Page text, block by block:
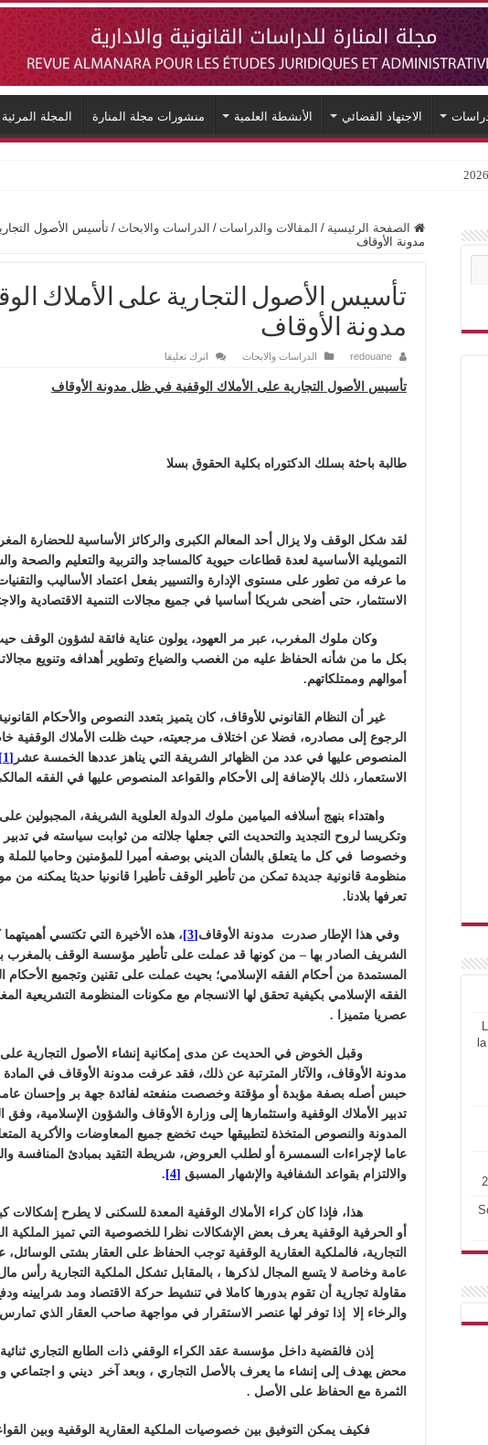
الاجتهاد القضائي الأنشطة العلمية منشورات مجلة المنارة المجلة المرئية
الصفحة الرئيسية / المقالات والدراسات / الدراسات والابحاث / تأسيس الأصول
مدونة الأوقاف
تأسيس الأصول التجارية على الأملاك
مدونة الأوقاف
redouane الدراسات والابحاث اترك تعليقا
تأسيس الأصول التجارية على الأملاك الوقفية في ظل مدونة الأوقاف
نعيمة
طالبة باحثة بسلك الدكتوراه بكلية الحقوق بسلا
لقد شكل الوقف ولا يزال أحد المعالم الكبرى والركائز الأساسية للحضارة
التمويلية الأساسية لعدة قطاعات حيوية كالمساجد والتربية والتعليم والصحة
ما عرفه من تطور على مستوى الإدارة والتسيير بفعل اعتماد الأساليب
الاستثمار، حتى أضحى شريكا أساسيا في جميع مجالات التنمية الاقتصادية
وكان ملوك المغرب، عبر مر العهود، يولون عناية فائقة لشؤون الوقف حيث
بكل ما من شأنه الحفاظ عليه من الغصب والضياع وتطوير أهدافه وتنويع
أموالهم وممتلكاتهم.
غير أن النظام القانوني للأوقاف، كان يتميز بتعدد النصوص والأحكام
الرجوع إلى مصادره، فضلا عن اختلاف مرجعيته، حيث ظلت الأملاك الوقفية
المنصوص عليها في عدد من الظهائر الشريفة التي يناهز عددها الخمسة عشر [1]
الاستعمار، ذلك بالإضافة إلى الأحكام والقواعد المنصوص عليها في الفقه
واهتداء بنهج أسلافه الميامين ملوك الدولة العلوية الشريفة، المجبولين على
وتكريسا لروح التجديد والتحديث التي جعلها جلالته من ثوابت سياسته في
وخصوصا في كل ما يتعلق بالشأن الديني بوصفه أميرا للمؤمنين وحاميا للملة
منظومة قانونية جديدة تمكن من تأطير الوقف تأطيرا قانونيا حديثا يمكنه من
تعرفها بلادنا.
وفي هذا الإطار صدرت مدونة الأوقاف [3]
، هذه الأخيرة التي تكتسي
الشريف الصادر بها – من كونها قد عملت على تأطير مؤسسة الوقف
المستمدة من أحكام الفقه الإسلامي؛ بحيث عملت على تقنين وتجميع الأحكام
الفقه الإسلامي بكيفية تحقق لها الانسجام مع مكونات المنظومة التشريعية
عصريا متميزا
.
وقبل الخوض في الحديث عن مدى إمكانية إنشاء الأصول التجارية على
مدونة الأوقاف، والآثار المترتبة عن ذلك، فقد عرفت مدونة الأوقاف في
حبس أصله بصفة مؤبدة أو مؤقتة وخصصت منفعته لفائدة جهة بر وإحسان
تدبير الأملاك الوقفية واستثمارها إلى وزارة الأوقاف والشؤون الإسلامية،
المدونة والنصوص المتخذة لتطبيقها حيث تخضع جميع المعاوضات والأكرية
عاما لإجراءات السمسرة أو لطلب العروض، شريطة التقيد بمبادئ المنافسة
والالتزام بقواعد الشفافية والإشهار المسبق [4]
.
هذا، فإذا كان كراء الأملاك الوقفية المعدة للسكنى لا يطرح إشكالات
أو الحرفية الوقفية يعرف بعض الإشكالات نظرا للخصوصية التي تميز الملكية
التجارية، فالملكية العقارية الوقفية توجب الحفاظ على العقار بشتى
عامة وخاصة لا يتسع المجال لذكرها ، بالمقابل تشكل الملكية التجارية رأس
مقاولة تجارية أن تقوم بدورها كاملا في تنشيط حركة الاقتصاد ومد شرايينه
والرخاء إلا إذا توفر لها عنصر الاستقرار في مواجهة صاحب العقار الذي
إذن فالقضية داخل مؤسسة عقد الكراء الوقفي ذات الطابع التجاري ثنائية
محض يهدف إلى إنشاء ما يعرف بالأصل التجاري ، وبعد آخر ديني و اجتماعي
الثمرة مع الحفاظ على الأصل .
فكيف يمكن التوفيق بين خصوصيات الملكية العقارية الوقفية وبين